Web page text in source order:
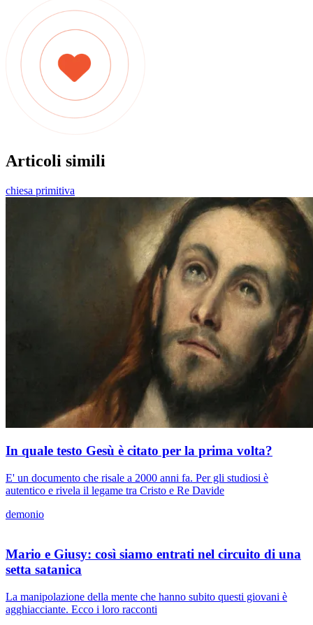
Articoli simili
chiesa primitiva
In quale testo Gesù è citato per la prima volta?
E' un documento che risale a 2000 anni fa. Per gli studiosi è
autentico e rivela il legame tra Cristo e Re Davide
demonio
Mario e Giusy: così siamo entrati nel circuito di una
setta satanica
La manipolazione della mente che hanno subito questi giovani è
agghiacciante. Ecco i loro racconti